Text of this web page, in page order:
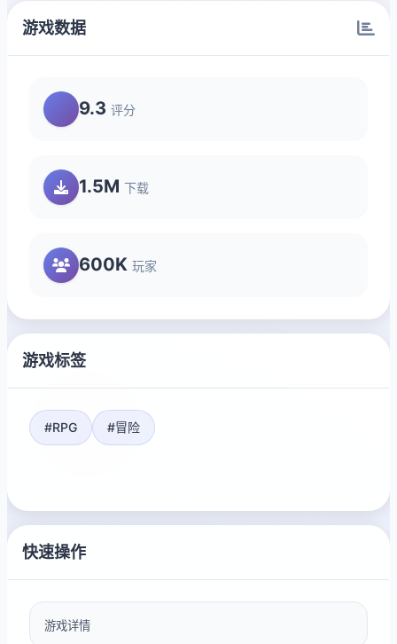
游戏数据
9.3 评分
1.5M 下载
600K 玩家
游戏标签
#RPG #冒险
快速操作
游戏详情